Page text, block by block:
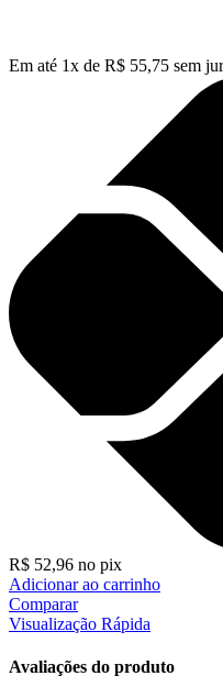
Em até 1x de R$ 55,75 sem
R$ 52,96 no pix
Adicionar ao carrinho
Comparar
Visualização Rápida
Avaliações do produto